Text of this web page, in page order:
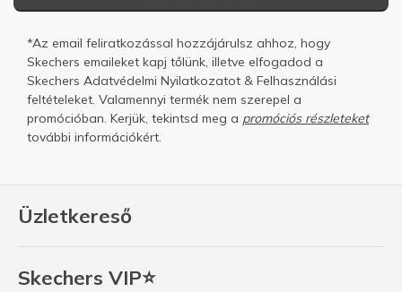
Üzletkereső
Skechers VIP⭐
*Az email feliratkozással hozzájárulsz ahhoz, hogy
Skechers emaileket kapj tőlünk, illetve elfogadod a
Skechers Adatvédelmi Nyilatkozatot & Felhasználási
feltételeket. Valamennyi termék nem szerepel a
promócióban. Kerjük, tekintsd meg a promóciós részleteket
további információkért.